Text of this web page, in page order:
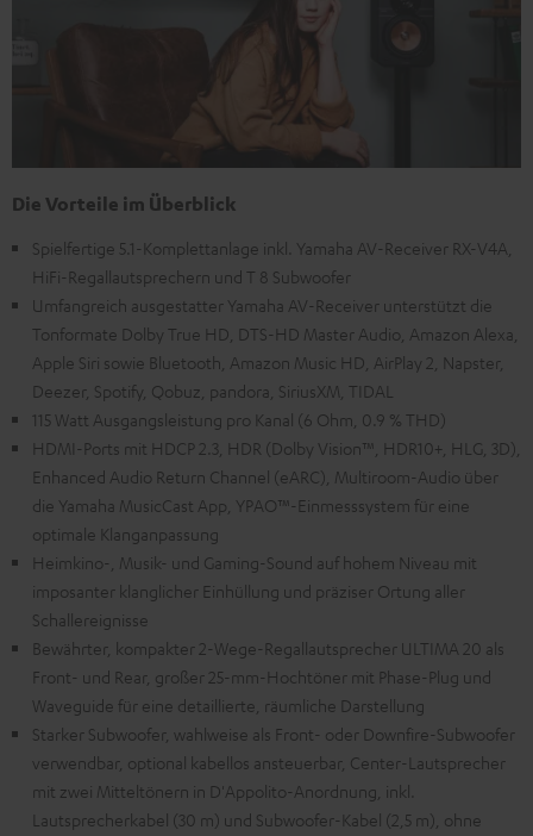
Die Vorteile im Überblick
Spielfertige 5.1-Komplettanlage inkl. Yamaha AV-Receiver RX-V4A,
HiFi-Regallautsprechern und T 8 Subwoofer
Umfangreich ausgestatter Yamaha AV-Receiver unterstützt die
Tonformate Dolby True HD, DTS-HD Master Audio, Amazon Alexa,
Apple Siri sowie Bluetooth, Amazon Music HD, AirPlay 2, Napster,
Deezer, Spotify, Qobuz, pandora, SiriusXM, TIDAL
115 Watt Ausgangsleistung pro Kanal (6 Ohm, 0.9 % THD)
HDMI-Ports mit HDCP 2.3, HDR (Dolby Vision™, HDR10+, HLG, 3D),
Enhanced Audio Return Channel (eARC), Multiroom-Audio über
die Yamaha MusicCast App, YPAO™-Einmesssystem für eine
optimale Klanganpassung
Heimkino-, Musik- und Gaming-Sound auf hohem Niveau mit
imposanter klanglicher Einhüllung und präziser Ortung aller
Schallereignisse
Bewährter, kompakter 2-Wege-Regallautsprecher ULTIMA 20 als
Front- und Rear, großer 25-mm-Hochtöner mit Phase-Plug und
Waveguide für eine detaillierte, räumliche Darstellung
Starker Subwoofer, wahlweise als Front- oder Downfire-Subwoofer
verwendbar, optional kabellos ansteuerbar, Center-Lautsprecher
mit zwei Mitteltönern in D'Appolito-Anordnung, inkl.
Lautsprecherkabel (30 m) und Subwoofer-Kabel (2,5 m), ohne